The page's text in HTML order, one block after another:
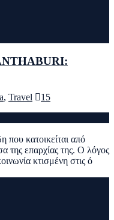
, Travel 15
που κατοικείται από
της επαρχίας της. Ο λόγος
κτισμένη στις ό